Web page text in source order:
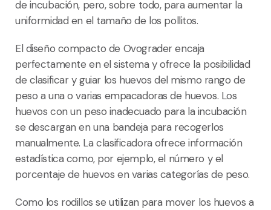
de incubación, pero, sobre todo, para aumentar la
uniformidad en el tamaño de los pollitos.
El diseño compacto de Ovograderencaja
perfectamente en el sistema y ofrece la posibilidad
de clasificar y guiar los huevos del mismo rango de
peso a una o varias empacadoras de huevos. Los
huevos con un peso inadecuado para la incubación
se descargan enuna bandeja para recogerlos
manualmente. La clasificadora ofrece información
estadística como, por ejemplo, el número y el
porcentaje de huevos en varias categorías de peso.
Como los rodillos se utilizan para mover los huevos a